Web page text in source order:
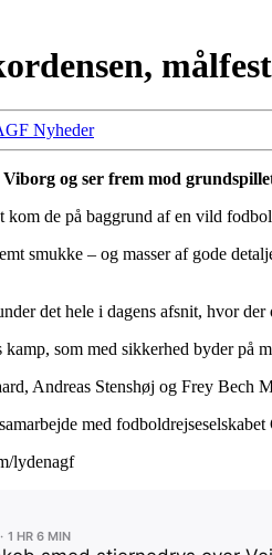
Nyheder
og ser frem mod
kom de på baggrund af en vild
smukke – og masser af gode
det hele i dagens afsnit, hvor
som med sikkerhed byder på
Andreas Stenshøj og Frey Bech
med
lydenagf